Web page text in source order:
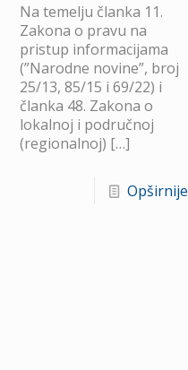
Na temelju članka 11.
Zakona o pravu na
pristup informacijama
(”Narodne novine”, broj
25/13, 85/15 i 69/22) i
članka 48. Zakona o
lokalnoj i područnoj
(regionalnoj) […]
Opširnije